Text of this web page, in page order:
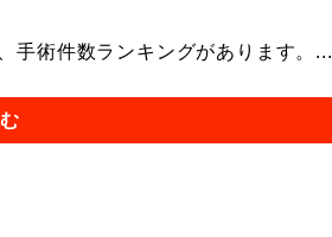
手術件数ランキングがあります。...